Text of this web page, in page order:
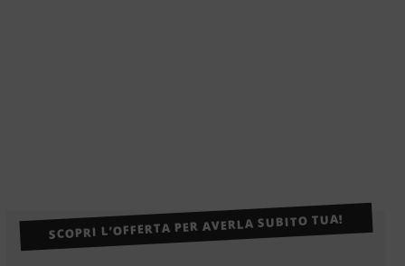
SCOPRI L’OFFERTA PER AVERLA SUBITO TUA!